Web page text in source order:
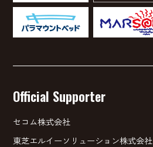
Official Supporter
セコム株式会社
東芝エルイーソリューション株式会社